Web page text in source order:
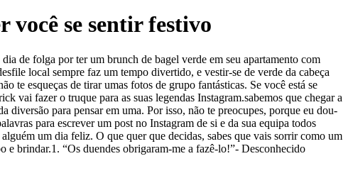
você se sentir festivo
de folga por ter um brunch de bagel verde em seu apartamento com
local sempre faz um tempo divertido, e vestir-se de verde da cabeça
te esqueças de tirar umas fotos de grupo fantásticas. Se você está se
vai fazer o truque para as suas legendas Instagram.sabemos que chegar a
para pensar em uma. Por isso, não te preocupes, porque eu dou-
para escrever um post no Instagram de si e da sua equipa todos
um dia feliz. O que quer que decidas, sabes que vais sorrir como um
e brindar.1. “Os duendes obrigaram-me a fazê-lo!”- Desconhecido